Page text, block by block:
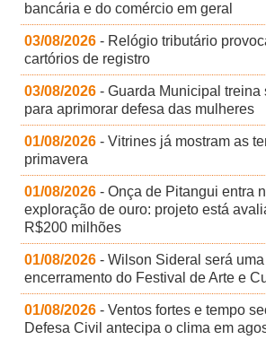
bancária e do comércio em geral
03/08/2026 - Relógio tributário
cartórios de registro
03/08/2026 - Guarda Municipal treina
para aprimorar defesa das mulheres
01/08/2026 - Vitrines já mostram as
primavera
01/08/2026 - Onça de Pitangui entra
exploração de ouro: projeto está
R$200 milhões
01/08/2026 - Wilson Sideral será
encerramento do Festival de Arte e
01/08/2026 - Ventos fortes e tempo
Defesa Civil antecipa o clima em